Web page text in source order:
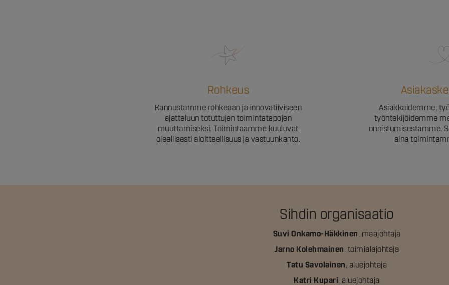
Rohkeus
Kannustamme rohkeaan ja innovatiiviseen
ajatteluun totuttujen toimintatapojen
muuttamiseksi. Toimintaamme kuuluvat
oleellisesti aloitteellisuus ja vastuunkanto.
Asiakkaidemme,
työntekijöidemme
onnistumisestamme.
aina
Sihdin organisaatio
Suvi Onkamo-Häkkinen, maajohtaja
Jarno Kolehmainen, toimialajohtaja
Tatu Savolainen, aluejohtaja
Katri Kupari, aluejohtaja